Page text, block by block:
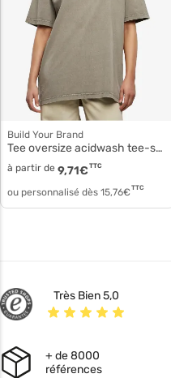
Build Your Brand
Tee oversize acidwash tee-shirt femme by270
à partir de 9,71€ TTC
ou personnalisé dès 15,76€ TTC
Très Bien 5,0
+ de 8000
références